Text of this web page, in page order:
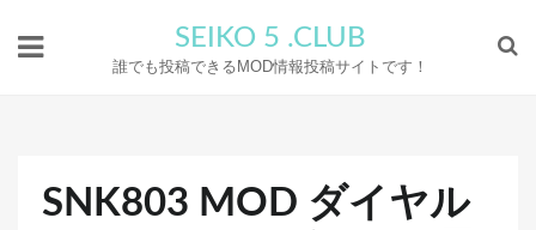
SEIKO 5 .CLUB
誰でも投稿できるMOD情報投稿サイトです！
SNK803 MOD ダイヤル